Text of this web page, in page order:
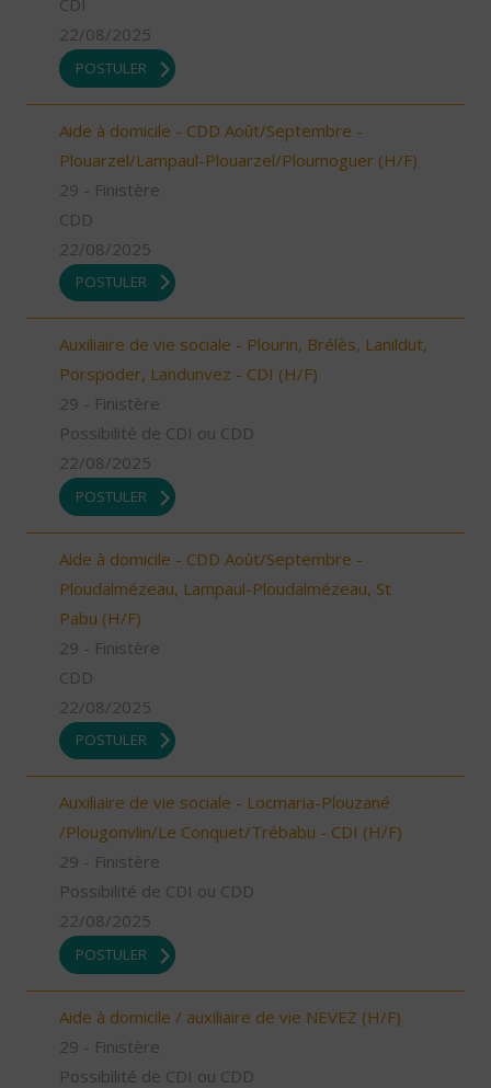
CDI
22/08/2025
POSTULER
Aide à domicile - CDD Août/Septembre -
Plouarzel/Lampaul-Plouarzel/Ploumoguer (H/F)
29 - Finistère
CDD
22/08/2025
POSTULER
Auxiliaire de vie sociale - Plourin, Brélès, Lanildut,
Porspoder, Landunvez - CDI (H/F)
29 - Finistère
Possibilité de CDI ou CDD
22/08/2025
POSTULER
Aide à domicile - CDD Août/Septembre -
Ploudalmézeau, Lampaul-Ploudalmézeau, St
Pabu (H/F)
29 - Finistère
CDD
22/08/2025
POSTULER
Auxiliaire de vie sociale - Locmaria-Plouzané
/Plougonvlin/Le Conquet/Trébabu - CDI (H/F)
29 - Finistère
Possibilité de CDI ou CDD
22/08/2025
POSTULER
Aide à domicile / auxiliaire de vie NEVEZ (H/F)
29 - Finistère
Possibilité de CDI ou CDD